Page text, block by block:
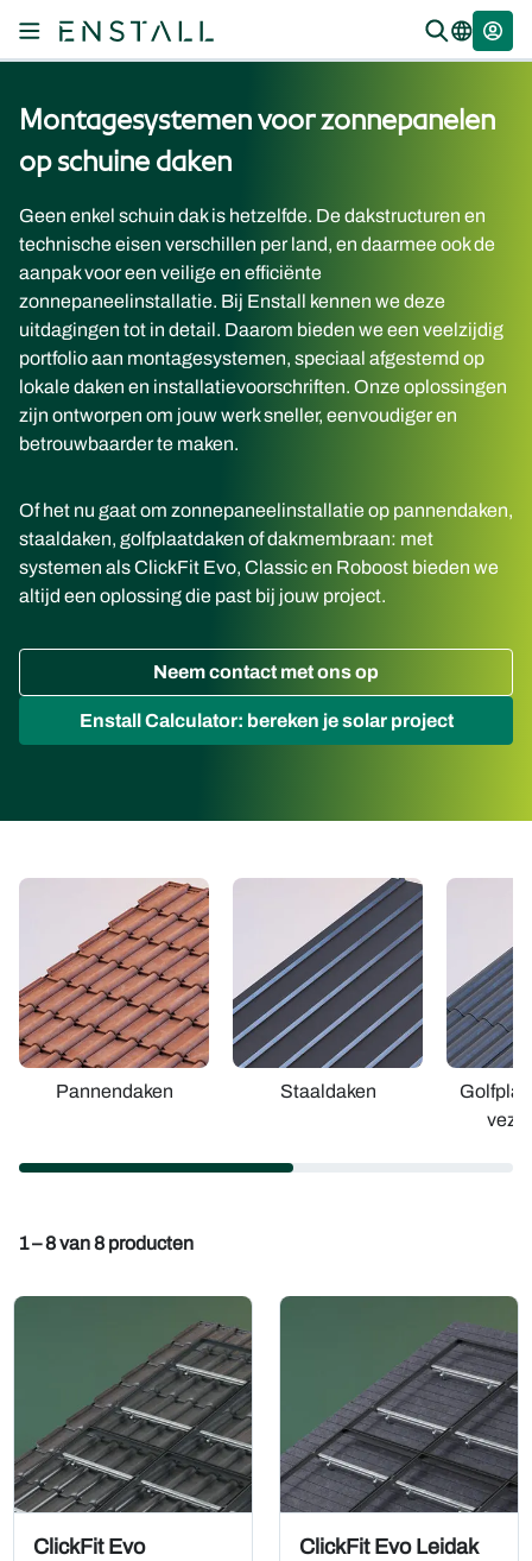
Montagesystemen voor zonnepanelen
op schuine daken
Geen enkel schuin dak is hetzelfde. De dakstructuren en
technische eisen verschillen per land, en daarmee ook de
aanpak voor een veilige en efficiënte
zonnepaneelinstallatie. Bij Enstall kennen we deze
uitdagingen tot in detail. Daarom bieden we een veelzijdig
portfolio aan montagesystemen, speciaal afgestemd op
lokale daken en installatievoorschriften. Onze oplossingen
zijn ontworpen om jouw werk sneller, eenvoudiger en
betrouwbaarder te maken.
Of het nu gaat om zonnepaneelinstallatie op pannendaken,
staaldaken, golfplaatdaken of dakmembraan: met
systemen als ClickFit Evo, Classic en Roboost bieden we
altijd een oplossing die past bij jouw project.
Neem contact met ons op
Enstall Calculator: bereken je solar project
Pannendaken Staaldaken
1 – 8 van 8 producten
ClickFit Evo
ClickFit Evo Leidak